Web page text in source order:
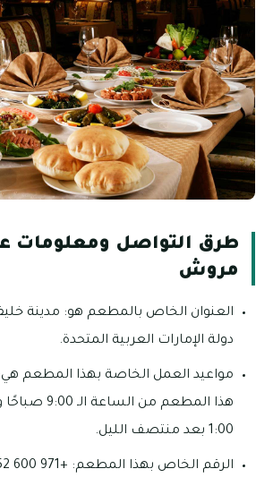
طرق التواصل ومعلومات
مروش
العنوان الخاص بالمطعم هو: مدينة
دولة الإمارات العربية المتحدة.
مواعيد العمل الخاصة بهذا المطعم
هذا المطعم من
1:00 بعد منتصف الليل.